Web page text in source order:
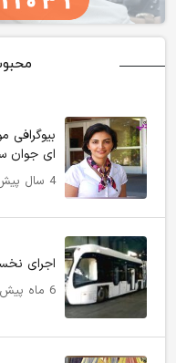
بیوگرافی
ای جوان
4 سال پیش
اجرای
6 ماه پیش